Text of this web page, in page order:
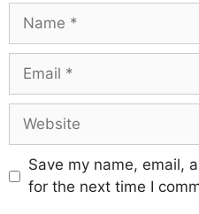
Save my name, email,
for the next time I